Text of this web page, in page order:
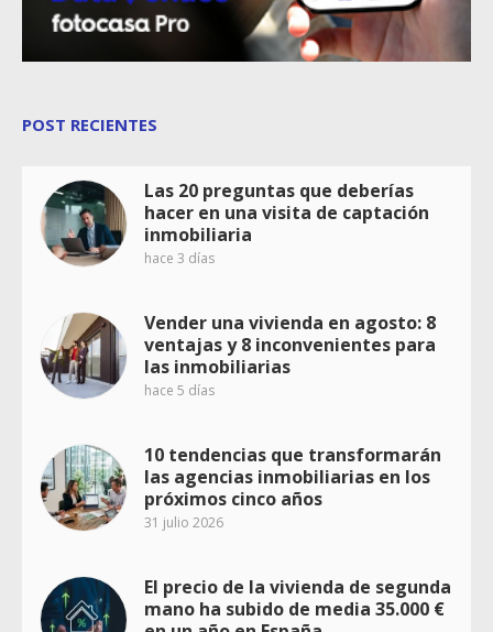
POST RECIENTES
Las 20 preguntas que deberías
hacer en una visita de captación
inmobiliaria
hace 3 días
Vender una vivienda en agosto: 8
ventajas y 8 inconvenientes para
las inmobiliarias
hace 5 días
10 tendencias que transformarán
las agencias inmobiliarias en los
próximos cinco años
31 julio 2026
El precio de la vivienda de segunda
mano ha subido de media 35.000 €